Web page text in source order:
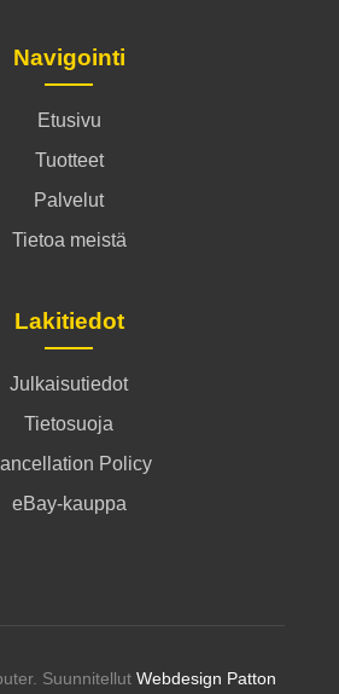
Navigointi
Etusivu
Tuotteet
Palvelut
Tietoa meistä
Lakitiedot
Julkaisutiedot
Tietosuoja
Policy
eBay-kauppa
Suunnitellut Webdesign Patton